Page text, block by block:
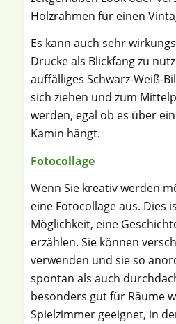
Holzrahmen für einen
Es kann auch sehr
Drucke als Blickfang zu
auffälliges Schwarz-Weiß-
sich ziehen und zum
werden, egal ob es über
Kamin hängt.
Fotocollage
Wenn Sie kreativ werden
eine Fotocollage aus. Dies
Möglichkeit, eine
erzählen. Sie können
verwenden und sie so
spontan als auch
besonders gut für Räume
Spielzimmer geeignet, in